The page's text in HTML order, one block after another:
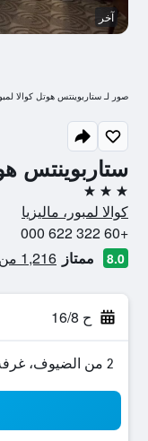
ستاربوينتس
3 نجوم
كوالا لمبور، ماليزيا
+60 322 622 000
8.0 ممتاز 1,216 من التقييمات تم التحقق منها
ح 16/8
2 من الضيوف، غرفة واحدة
آخر
صور لـ ستاربوينتس هوتل كوالا